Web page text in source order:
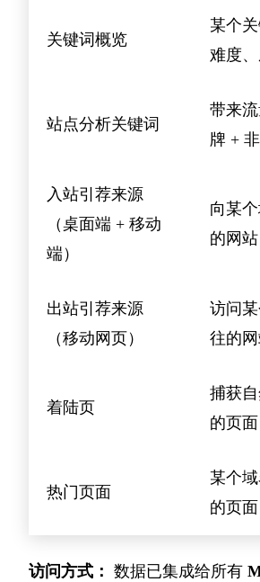
关键词概览
某个关
难度
站点分析关键词
带来
牌 + 非
入站引荐来源
（桌面端 + 移动
端）
向某
的网站
出站引荐来源
（移动网页）
访问
往的
着陆页
捕获
的页面
热门页面
某个
的页面
访问方式： 数据已集成给所有